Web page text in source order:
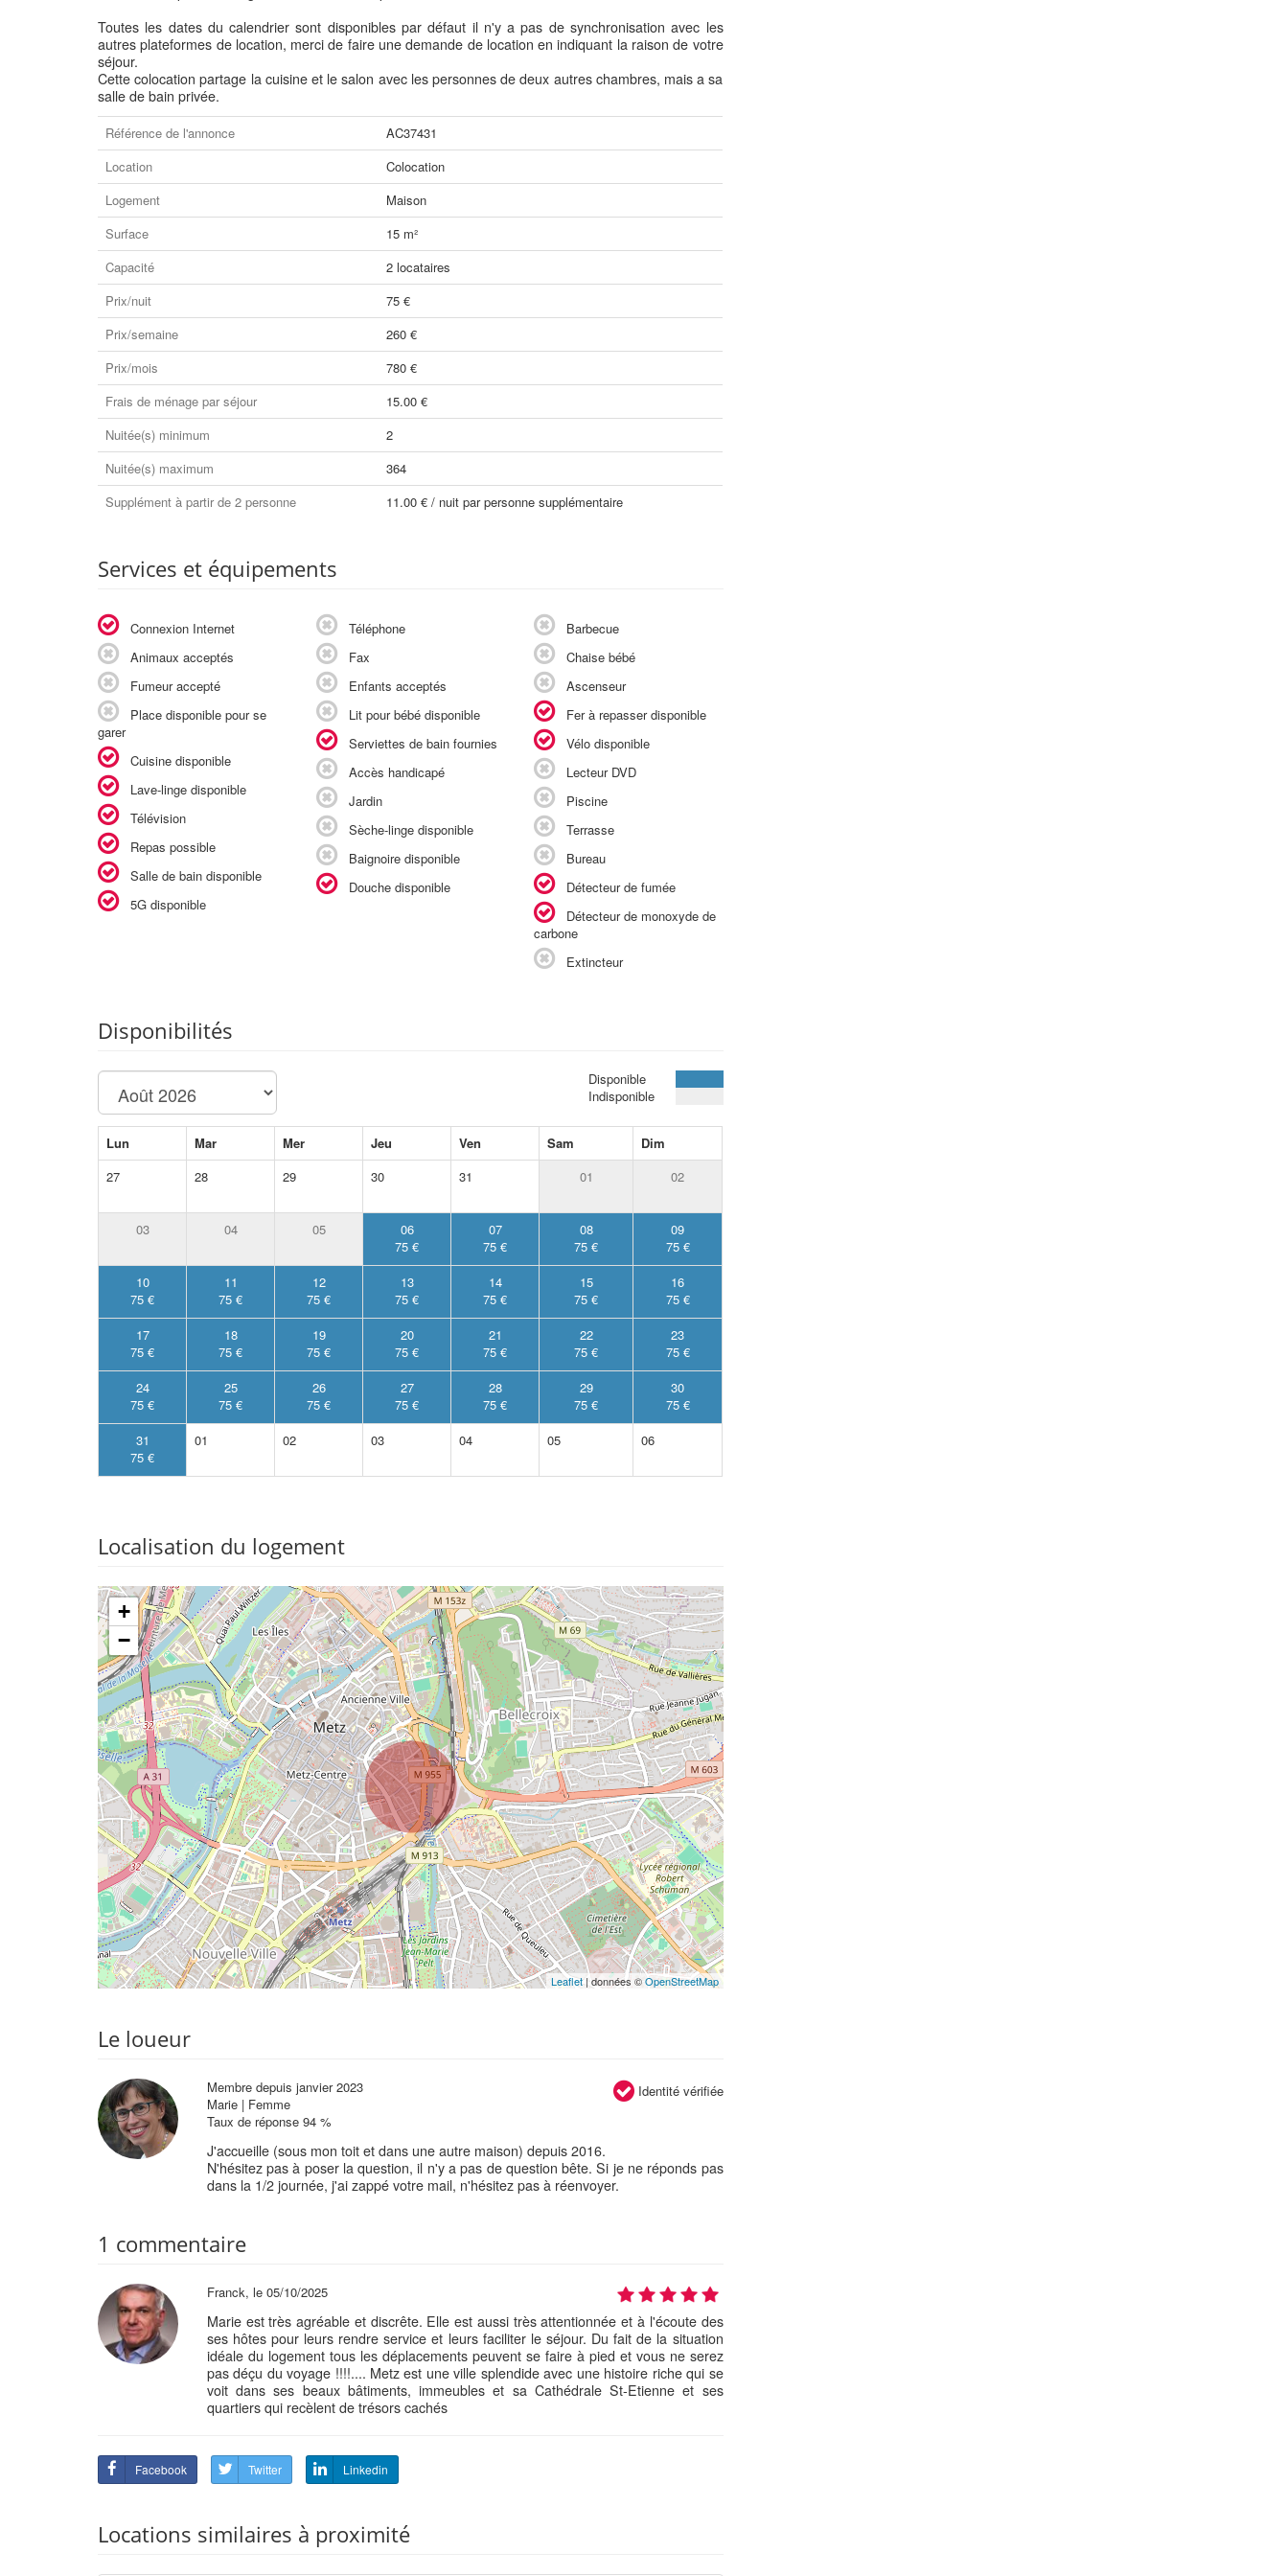
Toutes les dates du calendrier sont disponibles par défaut il n'y a pas de synchronisation avec les
autres plateformes de location, merci de faire une demande de location en indiquant la raison de votre
séjour.
Cette colocation partage la cuisine et le salon avec les personnes de deux autres chambres, mais a sa
salle de bain privée.
Référence de l'annonce
AC37431
Location
Colocation
Logement
Maison
Surface
15 m²
Capacité
2 locataires
Prix/nuit
75 €
Prix/semaine
260 €
Prix/mois
780 €
Frais de ménage par séjour
15.00 €
Nuitée(s) minimum
2
Nuitée(s) maximum
364
Supplément à partir de 2 personne
11.00 € / nuit par personne supplémentaire
Services et équipements
Connexion Internet
Animaux acceptés
Fumeur accepté
Place disponible pour se
garer
Cuisine disponible
Lave-linge disponible
Télévision
Repas possible
Salle de bain disponible
5G disponible
Téléphone
Fax
Enfants acceptés
Lit pour bébé disponible
Serviettes de bain fournies
Accès handicapé
Jardin
Sèche-linge disponible
Baignoire disponible
Douche disponible
Barbecue
Chaise bébé
Ascenseur
Fer à repasser disponible
Vélo disponible
Lecteur DVD
Piscine
Terrasse
Bureau
Détecteur de fumée
Détecteur de monoxyde de
carbone
Extincteur
Disponibilités
Disponible
Indisponible
Lun Mar Mer Jeu Ven Sam
Dim
27
28 29 30 31 01 02
03 04 05
06
75 €
07
75 €
08
75 €
09
75 €
10
75 €
11
75 €
12
75 €
13
75 €
14
75 €
15
75 €
16
75 €
17
75 €
18
75 €
19
75 €
20
75 €
21
75 €
22
75 €
23
75 €
24
75 €
25
75 €
26
75 €
27
75 €
28
75 €
29
75 €
30
75 €
31
75 €
01 02 03 04 05 06
Localisation du logement
+
−
Leaflet| données ©OpenStreetMap
Le loueur
Identité vérifiée
Membre depuis janvier 2023
Marie | Femme
Taux de réponse 94 %
J'accueille (sous mon toit et dans une autre maison) depuis 2016.
N'hésitez pas à poser la question, il n'y a pas de question bête. Si je ne réponds pas
dans la 1/2 journée, j'ai zappé votre mail, n'hésitez pas à réenvoyer.
1 commentaire
Franck, le 05/10/2025
Marie est très agréable et discrête. Elle est aussi très attentionnée et à l'écoute des
ses hôtes pour leurs rendre service et leurs faciliter le séjour. Du fait de la situation
idéale du logement tous les déplacements peuvent se faire à pied et vous ne serez
pas déçu du voyage !!!!.... Metz est une ville splendide avec une histoire riche qui se
voit dans ses beaux bâtiments, immeubles et sa Cathédrale St-Etienne et ses
quartiers qui recèlent de trésors cachés
Facebook Twitter Linkedin
Locations similaires à proximité